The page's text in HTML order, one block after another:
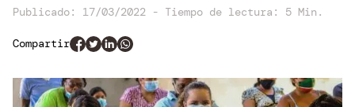
Publicado: 17/03/2022 - Tiempo de lectura: 5 Min.
Compartir